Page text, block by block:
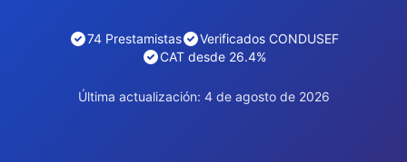
74 Prestamistas
Verificados CONDUSEF
CAT desde 26.4%
Última actualización: 4 de agosto de 2026